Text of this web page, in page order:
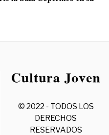
© 2022 - TODOS LOS
DERECHOS
RESERVADOS